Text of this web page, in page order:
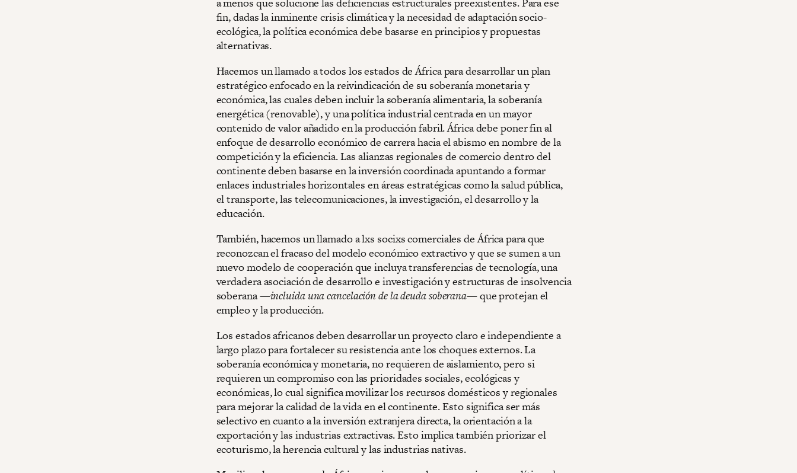
fin, dadas la inminente crisis climática y la necesidad de adaptación socio-
ecológica, la política económica debe basarse en principios y propuestas
alternativas.
Hacemos un llamado a todos los estados de África para desarrollar un plan
estratégico enfocado en la reivindicación de su soberanía monetaria y
económica, las cuales deben incluir la soberanía alimentaria, la soberanía
energética (renovable), y una política industrial centrada en un mayor
contenido de valor añadido en la producción fabril. África debe poner fin al
enfoque de desarrollo económico de carrera hacia el abismo en nombre de la
competición y la eficiencia. Las alianzas regionales de comercio dentro del
continente deben basarse en la inversión coordinada apuntando a formar
enlaces industriales horizontales en áreas estratégicas como la salud pública,
el transporte, las telecomunicaciones, la investigación, el desarrollo y la
educación.
También, hacemos un llamado a lxs socixs comerciales de África para que
reconozcan el fracaso del modelo económico extractivo y que se sumen a un
nuevo modelo de cooperación que incluya transferencias de tecnología, una
verdadera asociación de desarrollo e investigación y estructuras de insolvencia
soberana—incluida una cancelación de la deuda soberana—que protejan el
empleo y la producción.
Los estados africanos deben desarrollar un proyecto claro e independiente a
largo plazo para fortalecer su resistencia ante los choques externos. La
soberanía económica y monetaria, no requieren de aislamiento, pero si
requieren un compromiso con las prioridades sociales, ecológicas y
económicas, lo cual significa movilizar los recursos domésticos y regionales
para mejorar la calidad de la vida en el continente. Esto significa ser más
selectivo en cuanto a la inversión extranjera directa, la orientación a la
exportación y las industrias extractivas. Esto implica también priorizar el
ecoturismo, la herencia cultural y las industrias nativas.